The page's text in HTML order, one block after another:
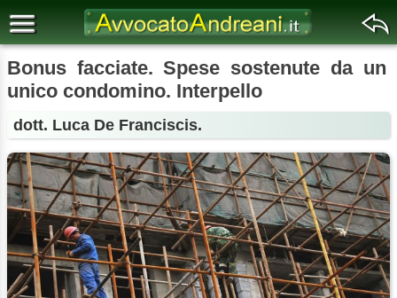
Bonus facciate. Spese sostenute da un
unico condomino. Interpello
dott. Luca De Franciscis.